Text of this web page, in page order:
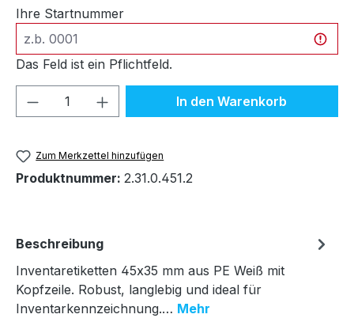
Ihre Startnummer
Das Feld ist ein Pflichtfeld.
Produkt Anzahl: Gib denIn den Warenkorb
Zum Merkzettel hinzufügen
Produktnummer: 2.31.0.451.2
Beschreibung
Inventaretiketten 45x35 mm aus PE Weiß mit
Kopfzeile. Robust, langlebig und ideal für
Inventarkennzeichnung.… Mehr